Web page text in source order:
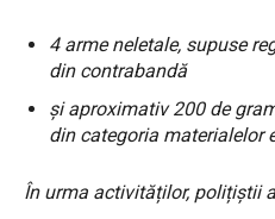
4 arme neletale, supuse
din contrabandă
și aproximativ 200 de
din categoria materialelor
În urma activităților, polițiștii